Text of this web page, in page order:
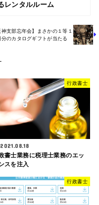
レンタルルーム
神支部忘年会】まさかの１等１
分のカタログギフトが当たる
行政書士
2021.08.18
書士業務に税理士業務のエッ
スを注入
行政書士